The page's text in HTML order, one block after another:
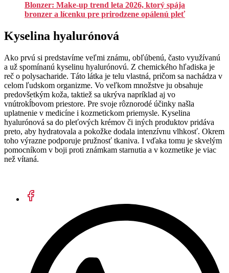
Blonzer: Make-up trend leta 2026, ktorý spája
bronzer a lícenku pre prirodzene opálenú pleť
Kyselina hyalurónová
Ako prvú si predstavíme veľmi známu, obľúbenú, často využívanú
a už spomínanú kyselinu hyalurónovú. Z chemického hľadiska je
reč o polysacharide. Táto látka je telu vlastná, pričom sa nachádza v
celom ľudskom organizme. Vo veľkom množstve ju obsahuje
predovšetkým koža, taktiež sa ukrýva napríklad aj vo
vnútrokĺbovom priestore. Pre svoje rôznorodé účinky našla
uplatnenie v medicíne i kozmetickom priemysle. Kyselina
hyalurónová sa do pleťových krémov či iných produktov pridáva
preto, aby hydratovala a pokožke dodala intenzívnu vlhkosť. Okrem
toho výrazne podporuje pružnosť tkaniva. I vďaka tomu je skvelým
pomocníkom v boji proti známkam starnutia a v kozmetike je viac
než vítaná.